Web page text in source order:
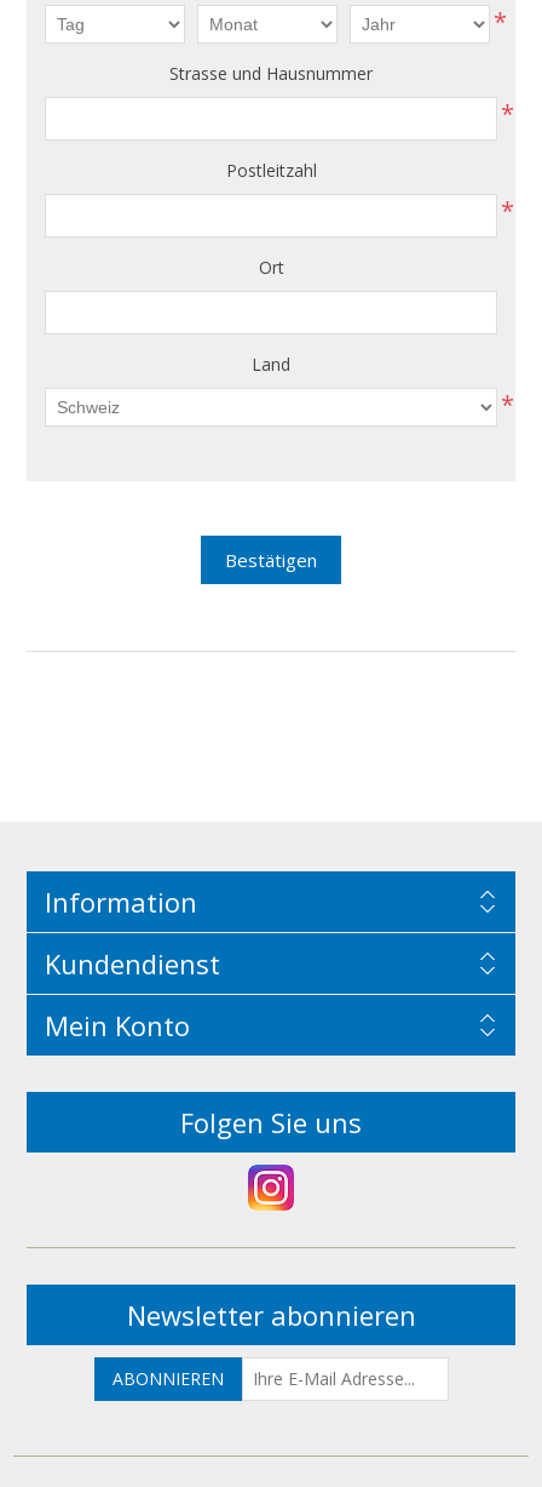
*
Strasse und Hausnummer
*
Postleitzahl
*
Ort
Land
*
Bestätigen
Information
Kundendienst
Mein Konto
Folgen Sie uns
Newsletter abonnieren